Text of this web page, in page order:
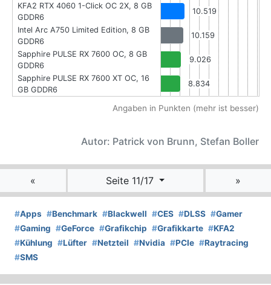
KFA2 RTX 4060 1-Click OC 2X, 8 GB
GDDR6
10.519
Intel Arc A750 Limited Edition, 8 GB
GDDR6
10.159
Sapphire PULSE RX 7600 OC, 8 GB
GDDR6
9.026
Sapphire PULSE RX 7600 XT OC, 16
GB GDDR6
8.834
Angaben in Punkten (mehr ist besser)
Autor: Patrick von Brunn, Stefan Boller
« Seite 11/17 »
#Apps #Benchmark #Blackwell #CES #DLSS #Gamer
#Gaming #GeForce #Grafikchip #Grafikkarte #KFA2
#Kühlung #Lüfter #Netzteil #Nvidia #PCIe #Raytracing
#SMS